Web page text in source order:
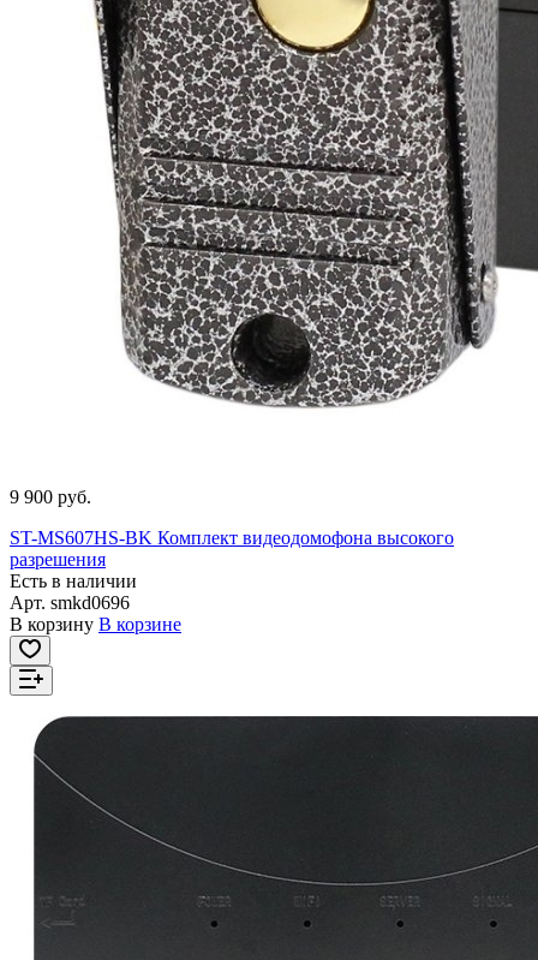
9 900 руб.
ST-MS607HS-BK Комплект видеодомофона высокого
разрешения
Есть в наличии
Арт. smkd0696
В корзину В корзине